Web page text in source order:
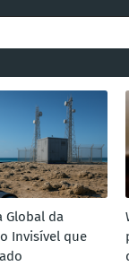
Global da
Invisível que